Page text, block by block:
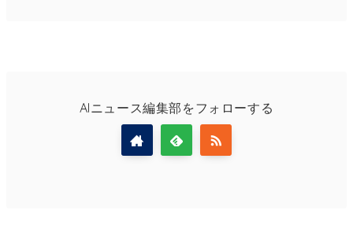
AIニュース編集部をフォローする